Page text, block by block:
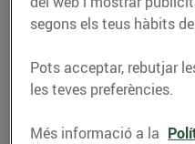
29/de març/2019
Vols preparar un
sa? Aquí tens la
de...
LLEGIR MÉS
segons els teus hàbits
Pots acceptar, rebutjar
les teves preferències.
Més informació a la